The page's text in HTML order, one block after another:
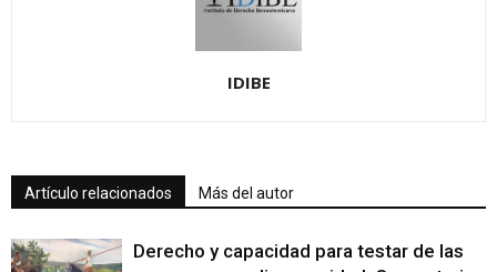
IDIBE
Artículo relacionados Más del autor
Derecho y capacidad para testar de las